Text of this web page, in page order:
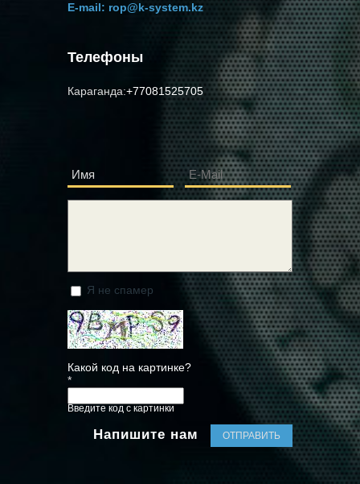
E-mail: rop@k-system.kz
Имя
E-Mail
*
Я не спамер
Я спамер
Какой код на картинке?
*
Введите код с картинки
Напишите нам
Телефоны
Караганда:+77081525705